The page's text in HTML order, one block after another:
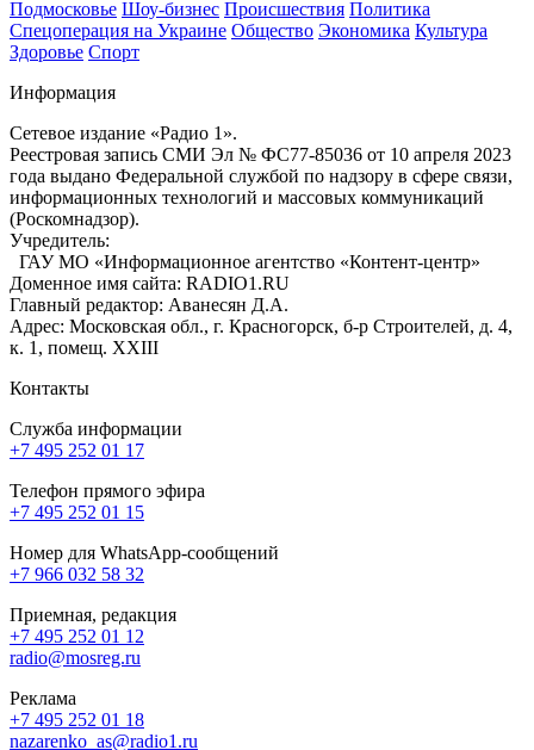
Подмосковье Шоу-бизнес Происшествия Политика
Спецоперация на Украине Общество Экономика Культура
Здоровье Спорт
Информация
Сетевое издание «Радио 1».
Реестровая запись СМИ Эл № ФС77-85036 от 10 апреля 2023
года выдано Федеральной службой по надзору в сфере связи,
информационных технологий и массовых коммуникаций
(Роскомнадзор).
Учредитель:
ГАУ МО «Информационное агентство «Контент-центр»
Доменное имя сайта: RADIO1.RU
Главный редактор: Аванесян Д.А.
Адрес: Московская обл., г. Красногорск, б-р Строителей, д. 4,
к. 1, помещ. XXIII
Контакты
Служба информации
+7 495 252 01 17
Телефон прямого эфира
+7 495 252 01 15
Номер для WhatsApp-сообщений
+7 966 032 58 32
Приемная, редакция
+7 495 252 01 12
radio@mosreg.ru
Реклама
+7 495 252 01 18
nazarenko_as@radio1.ru